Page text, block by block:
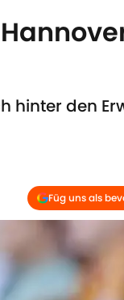
hinter den
Füg uns als